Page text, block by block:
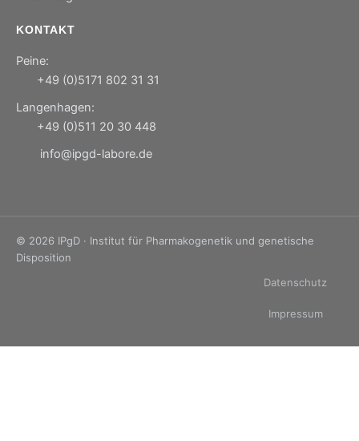
KONTAKT
Peine:
+49 (0)5171 802 31 31
Langenhagen:
+49 (0)511 20 30 448
info@ipgd-labore.de
© 2026 IPgD · Institut für Pharmakogenetik und genetische
Disposition
Datenschutz
Impressum